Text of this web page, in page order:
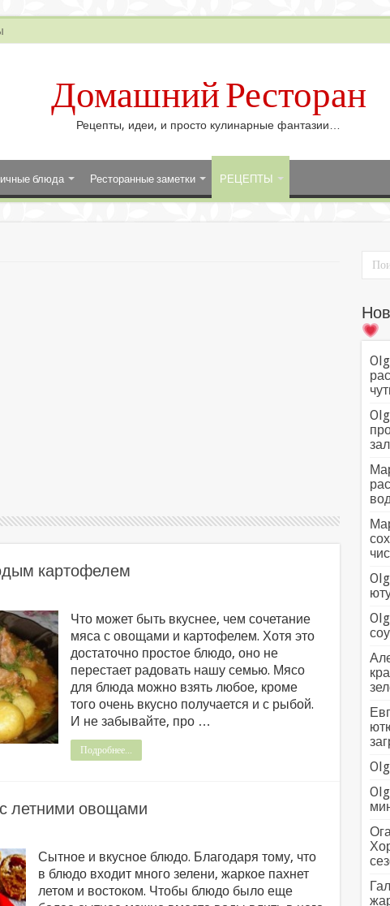
Домашний Ресторан
Рецепты, идеи, и просто кулинарные фантазии…
блюда Ресторанные заметки РЕЦЕПТЫ
картофелем
Что может быть вкуснее, чем сочетание
мяса с овощами и картофелем. Хотя это
достаточно простое блюдо, оно не
перестает радовать нашу семью. Мясо
для блюда можно взять любое, кроме
того очень вкусно получается и с рыбой.
И не забывайте, про …
Подробнее...
летними овощами
Сытное и вкусное блюдо. Благодаря тому, что
в блюдо входит много зелени, жаркое пахнет
летом и востоком. Чтобы блюдо было еще